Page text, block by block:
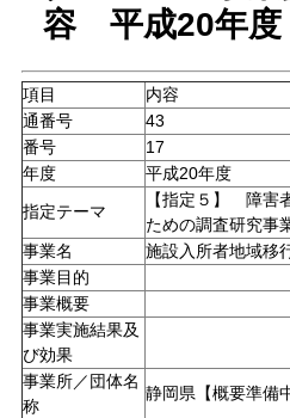
容 平成20年
項目
内容
通番号
43
番号
17
年度
平成20年度
指定テーマ
【指定５】 障害
ための調査研究事
事業名
施設入所者地域移
事業目的
事業概要
事業実施結果及
び効果
事業所／団体名
称
静岡県【概要準備